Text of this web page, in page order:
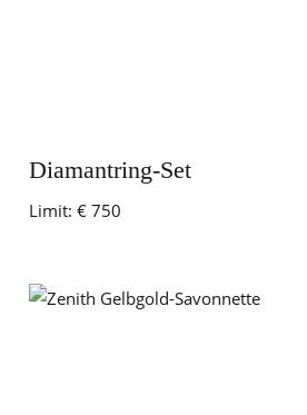
Diamantring-Set
Limit: € 750